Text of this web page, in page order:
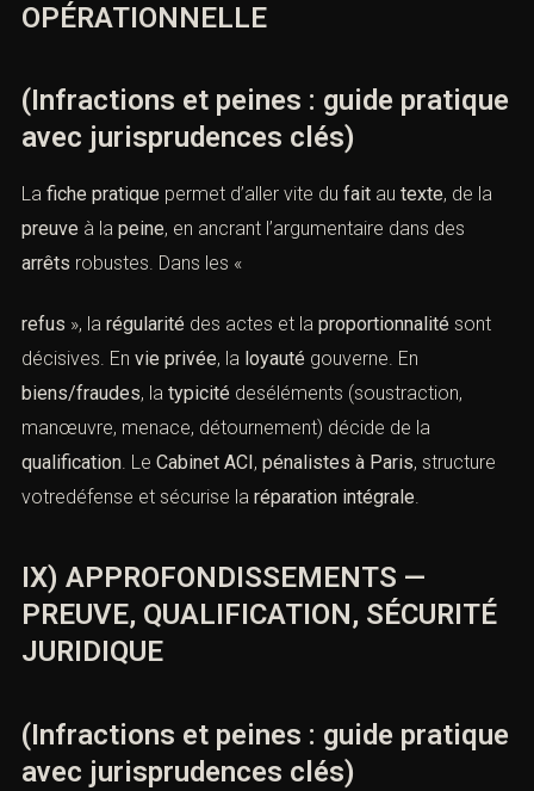
OPÉRATIONNELLE
(Infractions et peines : guide pratique
avec jurisprudences clés)
La fiche pratique permet d’aller vite du fait au texte, de la
preuve à la peine, en ancrant l’argumentaire dans des
arrêts robustes. Dans les «
refus », la régularité des actes et la proportionnalité sont
décisives. En vie privée, la loyauté gouverne. En
biens/fraudes, la typicité deséléments (soustraction,
manœuvre, menace, détournement) décide de la
qualification. Le Cabinet ACI, pénalistes à Paris, structure
votredéfense et sécurise la réparation intégrale.
IX) APPROFONDISSEMENTS —
PREUVE, QUALIFICATION, SÉCURITÉ
JURIDIQUE
(Infractions et peines : guide pratique
avec jurisprudences clés)